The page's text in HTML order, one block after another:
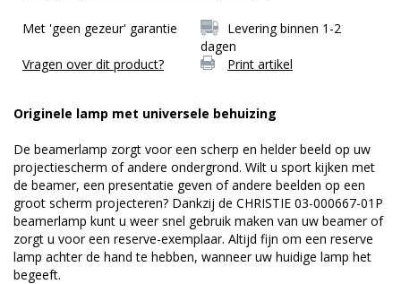
Met 'geen gezeur' garantie
Levering binnen 1-2
dagen
Vragen over dit product?
Print artikel
Originele lamp met universele behuizing
De beamerlamp zorgt voor een scherp en helder beeld op uw
projectiescherm of andere ondergrond. Wilt u sport kijken met
de beamer, een presentatie geven of andere beelden op een
groot scherm projecteren? Dankzij de CHRISTIE 03-000667-01P
beamerlamp kunt u weer snel gebruik maken van uw beamer of
zorgt u voor een reserve-exemplaar. Altijd fijn om een reserve
lamp achter de hand te hebben, wanneer uw huidige lamp het
begeeft.